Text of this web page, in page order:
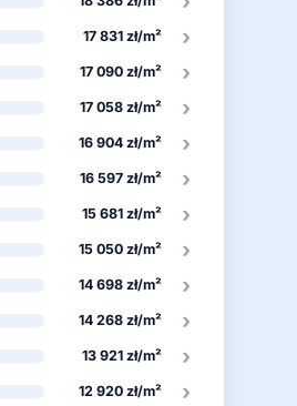
17 831 zł/m² ›
17 090 zł/m² ›
17 058 zł/m² ›
16 904 zł/m² ›
16 597 zł/m² ›
15 681 zł/m² ›
15 050 zł/m² ›
14 698 zł/m² ›
14 268 zł/m² ›
13 921 zł/m² ›
12 920 zł/m² ›